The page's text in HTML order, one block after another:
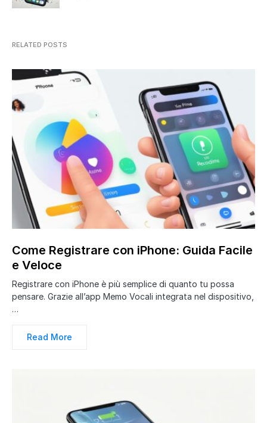
RELATED POSTS
Come Registrare con iPhone: Guida Facile
e Veloce
Registrare con iPhone è più semplice di quanto tu possa
pensare. Grazie all’app Memo Vocali integrata nel dispositivo,
…
Read More